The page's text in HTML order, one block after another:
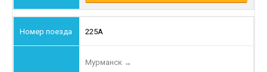
225А
Мурманск →